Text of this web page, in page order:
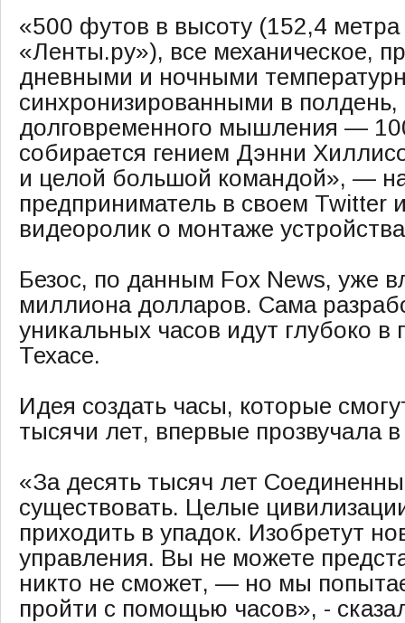
«500 футов в высоту (152,4
«Ленты.ру»), все механическое,
дневными и ночными
синхронизированными в
долговременного мышления —
собирается гением Дэнни
и целой большой командой», —
предприниматель в своем Twitter
видеоролик о монтаже
Безос, по данным Fox News, уже
миллиона долларов. Сама
уникальных часов идут глубоко в
Техасе.
Идея создать часы, которые
тысячи лет, впервые прозвучала
«За десять тысяч лет
существовать. Целые
приходить в упадок. Изобретут
управления. Вы не можете
никто не сможет, — но мы
пройти с помощью часов», -